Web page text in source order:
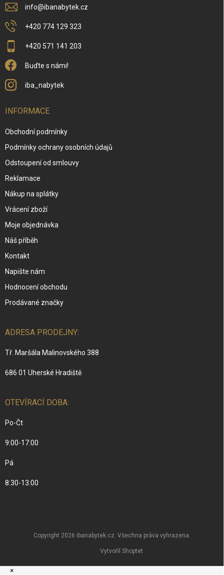
info@ibanabytek.cz
+420 774 129 323
+420 571 141 203
Buďte s námi!
iba_nabytek
INFORMACE
Obchodní podmínky
Podmínky ochrany osobních údajů
Odstoupení od smlouvy
Reklamace
Nákup na splátky
Vrácení zboží
Moje objednávka
Náš příběh
Kontakt
Napište nám
Hodnocení obchodu
Prodávané značky
ADRESA PRODEJNY:
Tř. Maršála Malinovského 388
686 01 Uherské Hradiště
OTEVÍRACÍ DOBA:
Po-Čt
9:00-17:00
Pá
8:30-13:00
Vytvořil Shoptet
Copyright 2026 ibanabytek.cz . Všechna práva vyhrazena.
×